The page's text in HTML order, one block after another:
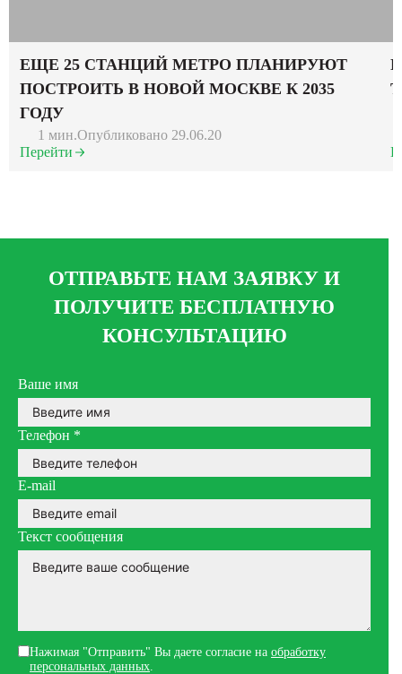
ЕЩЕ 25 СТАНЦИЙ МЕТРО ПЛАНИРУЮТ
ПОСТРОИТЬ В НОВОЙ МОСКВЕ К 2035
ГОДУ
1 мин.Опубликовано 29.06.20
Перейти
ОТПРАВЬТЕ НАМ ЗАЯВКУ И
ПОЛУЧИТЕ БЕСПЛАТНУЮ
КОНСУЛЬТАЦИЮ
Ваше имя
Телефон *
E-mail
Текст сообщения
Нажимая "Отправить" Вы даете согласие на обработку
персональных данных